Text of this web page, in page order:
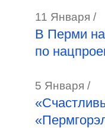
11 Января /
В Перми
по
5 Января /